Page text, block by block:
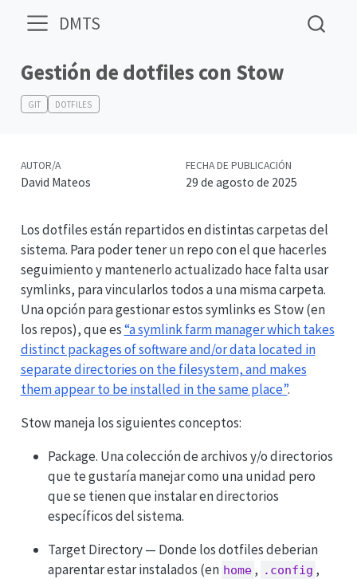
DMTS
Gestión de dotfiles con Stow
GIT DOTFILES
AUTOR/A
David Mateos
FECHA DE PUBLICACIÓN
29 de agosto de 2025
Los dotfiles están repartidos en distintas carpetas del
sistema. Para poder tener un repo con el que hacerles
seguimiento y mantenerlo actualizado hace falta usar
symlinks, para vincularlos todos a una misma carpeta.
Una opción para gestionar estos symlinks es Stow (en
los repos), que es“a symlink farm manager which takes
distinct packages of software and/or data located in
separate directories on the filesystem, and makes
them appear to be installed in the same place”.
Stow maneja los siguientes conceptos:
Package. Una colección de archivos y/o directorios
que te gustaría manejar como una unidad pero
que se tienen que instalar en directorios
específicos del sistema.
Target Directory — Donde los dotfiles deberian
aparentar estar instalados (en home , .config ,